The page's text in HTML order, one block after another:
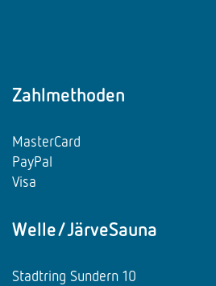
Zahlmethoden
MasterCard
PayPal
Visa
Welle/JärveSauna
Stadtring Sundern 10